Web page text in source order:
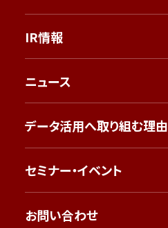
IR情報
ニュース
データ活用へ取り組む理由
セミナー・イベント
お問い合わせ